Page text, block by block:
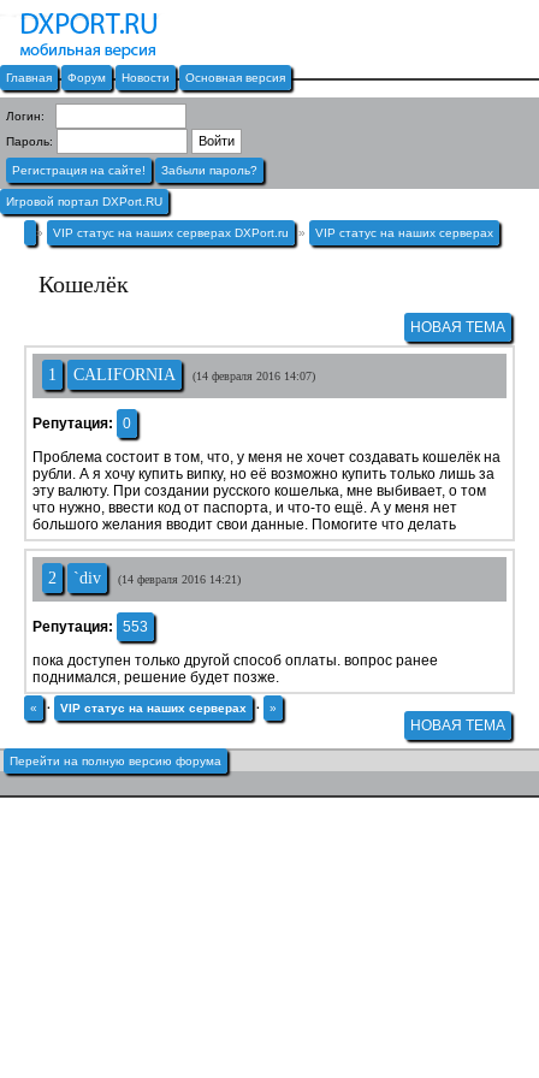
Главная Форум Новости Основная версия
Логин:
Пароль:
Регистрация на сайте! Забыли пароль?
Игровой портал DXPort.RU
» VIP статус на наших серверах DXPort.ru » VIP статус на наших серверах
Кошелёк
НОВАЯ ТЕМА
1 CALIFORNIA (14 февраля 2016 14:07)
Репутация:
0
Проблема состоит в том, что, у меня не хочет создавать кошелёк на
рубли. А я хочу купить випку, но её возможно купить только лишь за
эту валюту. При создании русского кошелька, мне выбивает, о том
что нужно, ввести код от паспорта, и что-то ещё. А у меня нет
большого желания вводит свои данные. Помогите что делать
2 `div (14 февраля 2016 14:21)
Репутация:
553
пока доступен только другой способ оплаты. вопрос ранее
поднимался, решение будет позже.
« · VIP статус на наших серверах · »
НОВАЯ ТЕМА
Перейти на полную версию форума